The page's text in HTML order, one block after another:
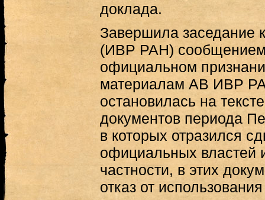
доклада.
Завершила заседание
(ИВР РАН) сообщением
официальном
материалам АВ ИВР
остановилась на
документов периода
в которых отразился
официальных властей
частности, в этих
отказ от